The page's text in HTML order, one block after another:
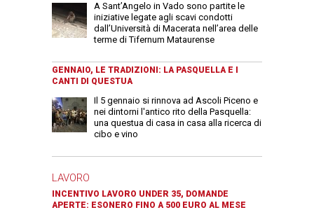
A Sant’Angelo in Vado sono partite le
iniziative legate agli scavi condotti
dall’Università di Macerata nell’area delle
terme di Tifernum Mataurense
GENNAIO, LE TRADIZIONI: LA PASQUELLA E I
CANTI DI QUESTUA
Il 5 gennaio si rinnova ad Ascoli Piceno e
nei dintorni l'antico rito della Pasquella:
una questua di casa in casa alla ricerca di
cibo e vino
LAVORO
INCENTIVO LAVORO UNDER 35, DOMANDE
APERTE: ESONERO FINO A 500 EURO AL MESE